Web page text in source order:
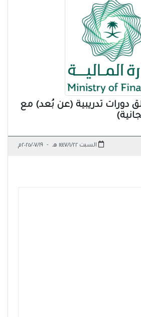
دورات تدريبية (عن بُعد) مع
السبت ١٤٤٧/١/٢٢ هـ - ٢٠٢٥/٠٧/١٩م